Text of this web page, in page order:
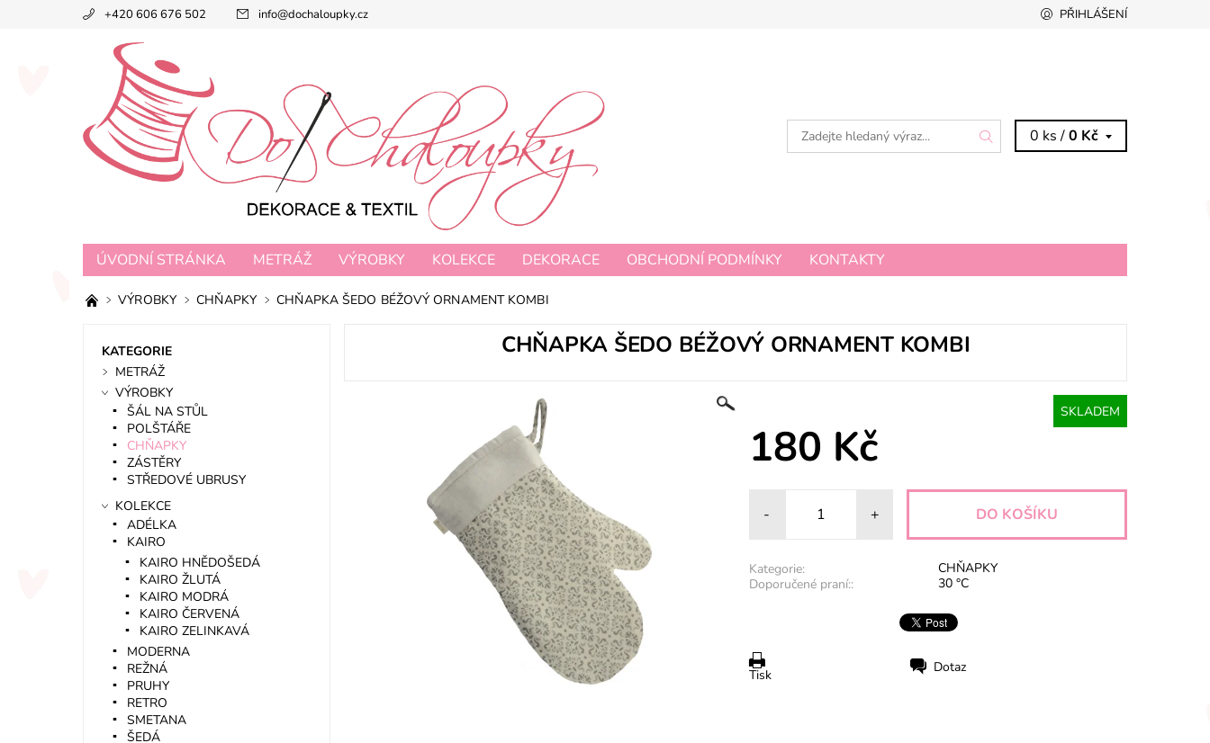
+420 606 676 502 info@dochaloupky.cz PŘIHLÁŠENÍ
0 ks /0 Kč
ÚVODNÍ STRÁNKA METRÁŽ VÝROBKY KOLEKCE DEKORACE OBCHODNÍ PODMÍNKY KONTAKTY
VÝROBKY CHŇAPKY CHŇAPKA ŠEDO BÉŽOVÝ ORNAMENT KOMBI
CHŇAPKA ŠEDO BÉŽOVÝ ORNAMENT KOMBI
SKLADEM
180 Kč
- +
Kategorie:
CHŇAPKY
Doporučené praní::
30 °C
Tisk
Dotaz
KATEGORIE
METRÁŽ
VÝROBKY
ŠÁL NA STŮL
POLŠTÁŘE
CHŇAPKY
ZÁSTĚRY
STŘEDOVÉ UBRUSY
KOLEKCE
ADÉLKA
KAIRO
KAIRO HNĚDOŠEDÁ
KAIRO ŽLUTÁ
KAIRO MODRÁ
KAIRO ČERVENÁ
KAIRO ZELINKAVÁ
MODERNA
REŽNÁ
PRUHY
RETRO
SMETANA
ŠEDÁ